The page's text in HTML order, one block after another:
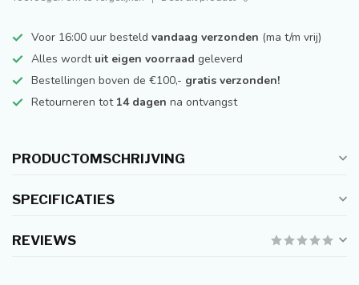
Voor 16:00 uur besteld vandaag verzonden (ma t/m vrij)
Alles wordt uit eigen voorraad geleverd
Bestellingen boven de €100,- gratis verzonden!
Retourneren tot 14 dagen na ontvangst
PRODUCTOMSCHRIJVING
SPECIFICATIES
REVIEWS